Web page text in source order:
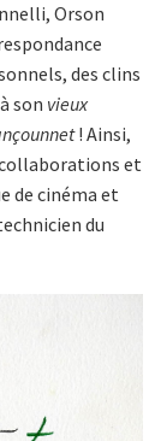
Orson
des clins
son vieux
! Ainsi,
et
de cinéma et
du